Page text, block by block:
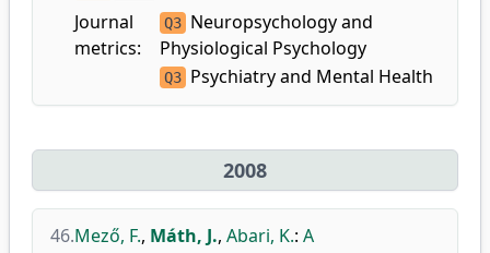
Journal
metrics:
Q3 Neuropsychology and
Physiological Psychology
Q3 Psychiatry and Mental Health
2008
46.Mező, F., Máth, J., Abari, K.: A